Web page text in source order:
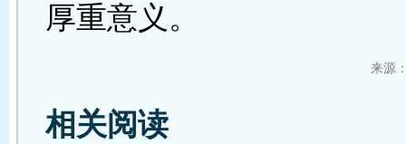
厚重意义。
来源
相关阅读